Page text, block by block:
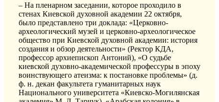
– На пленарном заседании, которое проходило в
стенах Киевской духовной академии 22 октября,
было представлено три доклада: «Церковно-
археологический музей и церковно-археологическое
общество при Киевской духовной академии: история
создания и обзор деятельности» (Ректор КДА,
профессор архиепископ Антоний), «О судьбе
киевской духовно-академической профессуры в эпоху
воинствующего атеизма: к постановке проблемы» (д.
ф. н. декан факультета гуманитарных наук
Национального университета «Киевско-Могилянская